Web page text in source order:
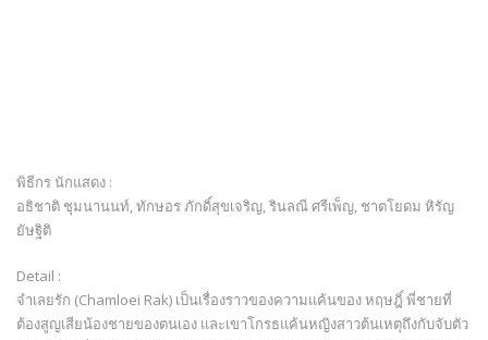
พิธีกร นักแสดง :
อธิชาติ ชุมนานนท์, ทักษอร ภักดิ์สุขเจริญ, รินลณี ศรีเพ็ญ, ชาตโยดม หิรัญ
ยัษฐิติ
Detail :
จำเลยรัก (Chamloei Rak) เป็นเรื่องราวของความแค้นของ หฤษฎิ์ พี่ชายที่
ต้องสูญเสียน้องชายของตนเอง และเขาโกรธแค้นหญิงสาวต้นเหตุถึงกับจับตัว